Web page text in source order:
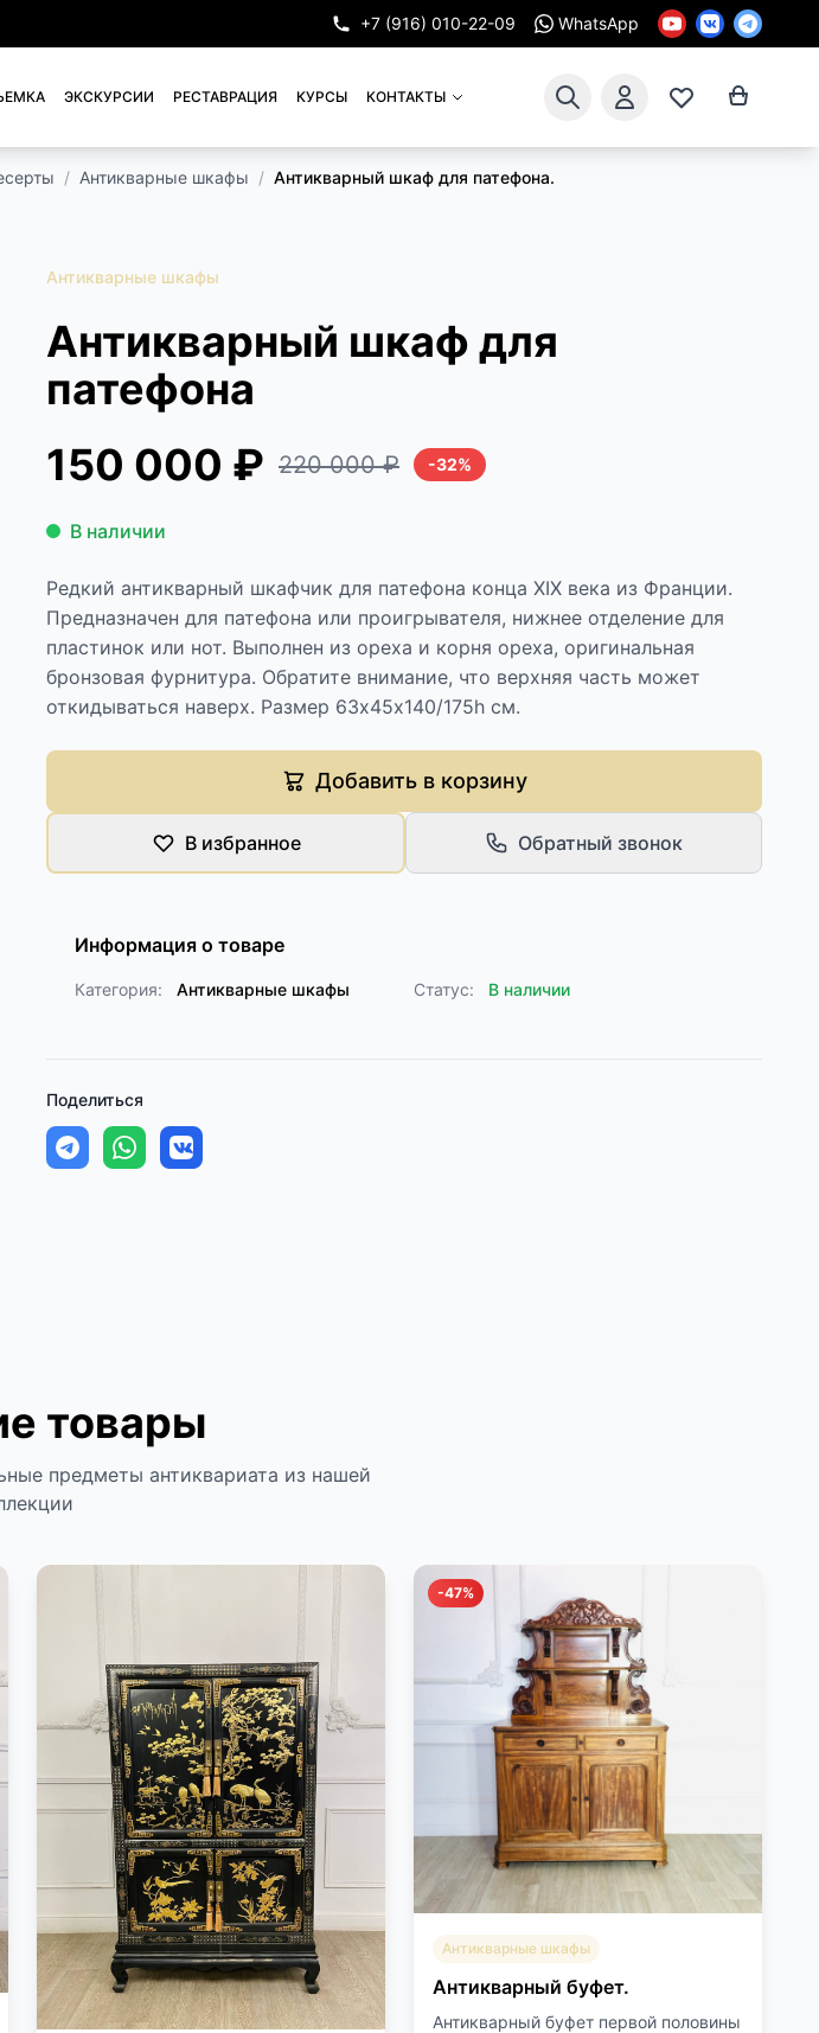
+7 (916) 010-22-09 WhatsApp
ЭКСКУРСИИ РЕСТАВРАЦИЯ КУРСЫ КОНТАКТЫ
/ Антикварные шкафы / Антикварный шкаф для патефона.
Антикварные шкафы
Антикварный шкаф для
патефона
150 000 ₽ 220 000 ₽ -32%
В наличии
Редкий антикварный шкафчик для патефона конца XIX века из Франции.
Предназначен для патефона или проигрывателя, нижнее отделение для
пластинок или нот. Выполнен из ореха и корня ореха, оригинальная
бронзовая фурнитура. Обратите внимание, что верхняя часть может
откидываться наверх. Размер 63х45х140/175h см.
Добавить в корзину
В избранное Обратный звонок
Информация о товаре
Категория: Антикварные шкафы Статус: В наличии
Поделиться
товары
предметы антиквариата из нашей
-47%
Антикварные шкафы
Антикварный буфет.
Антикварный буфет первой половины